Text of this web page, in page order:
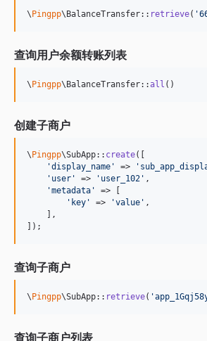
\ Pingpp\BalanceTransfer:: retrieve( '
查询用户余额转账列表
\ Pingpp\BalanceTransfer::all ()
创建子商户
\ Pingpp\SubApp:: create([
'display_name ' => '
' user ' => ' user_102 ' ,
'metadata '
=> [
' key ' => 'value ' ,
    ],
]);
查询子商户
\ Pingpp\SubApp:: retrieve( '
查询子商户列表